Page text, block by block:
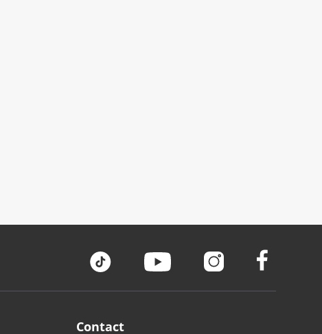
Contact